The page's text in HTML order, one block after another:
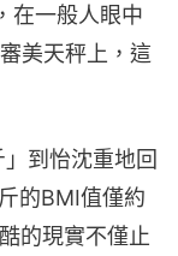
在一般人眼中
美天秤上，這
到怡沈重地回
的BMI值僅約
的現實不僅止